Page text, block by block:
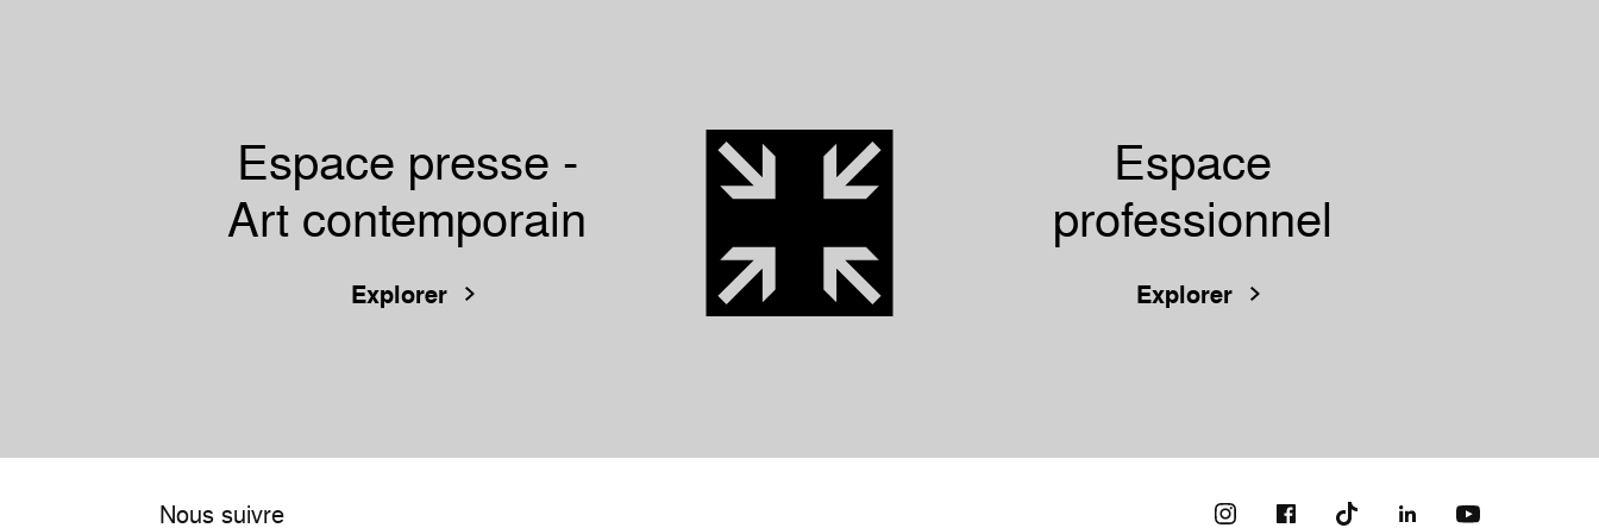
Espace presse -
Art contemporain
Explorer
Espace
professionnel
Explorer
Nous suivre